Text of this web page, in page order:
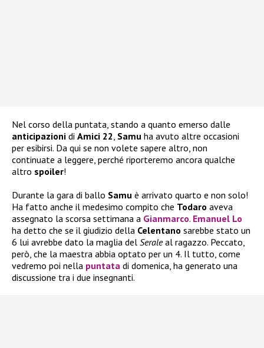
Nel corso della puntata, stando a quanto emerso dalle
anticipazioni di Amici 22, Samu ha avuto altre occasioni
per esibirsi. Da qui se non volete sapere altro, non
continuate a leggere, perché riporteremo ancora qualche
altro spoiler!
Durante la gara di ballo Samu è arrivato quarto e non solo!
Ha fatto anche il medesimo compito che Todaro aveva
assegnato la scorsa settimana a Gianmarco. Emanuel Lo
ha detto che se il giudizio della Celentano sarebbe stato un
6 lui avrebbe dato la maglia del Seraleal ragazzo. Peccato,
però, che la maestra abbia optato per un 4. Il tutto, come
vedremo poi nella puntata di domenica, ha generato una
discussione tra i due insegnanti.